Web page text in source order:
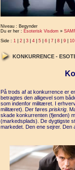
Niveau : Begynder
Du er her : Esoterisk Visdom »
Side : 1 2 3 4 5 6 7 8 9 10
KONKURRENCE -
På trods af at konkurrence er
betragtes den alligevel som
som indenfor militæret. I
militæret). Der føres priskrig .
skade konkurrenten (fjenden)
(markedsplads). De dygtigste
markedet. Den ene sejrer. Den